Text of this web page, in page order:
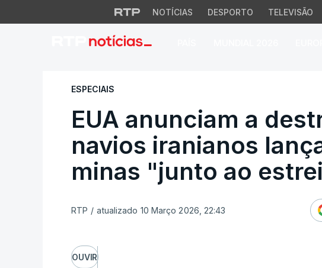
NOTÍCIAS DESPORTO TELEVISÃO
EUA anunciam a
ESPECIAIS
EUA anunciam a
navios iranianos
minas "junto ao
RTP / atualizado 10 Março 2026, 22:43
OUVIR